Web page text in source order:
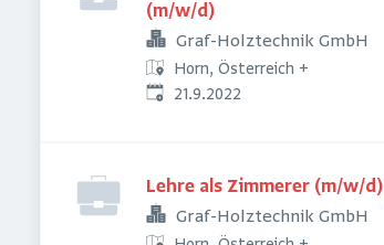
(m/w/d)
Graf-Holztechnik GmbH
Horn, Österreich +
Veröffentlicht
21.9.2022
Lehre als Zimmerer (m/w/d)
Graf-Holztechnik GmbH